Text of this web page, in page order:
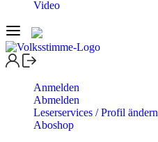
Video
Anmelden
Abmelden
Leserservices / Profil ändern
Aboshop